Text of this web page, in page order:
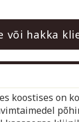
või hakka
koostises on